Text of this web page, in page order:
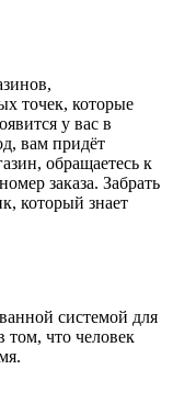
точек, которые
у вас в
вам придёт
обращаетесь к
заказа. Забрать
который знает
системой для
том, что человек